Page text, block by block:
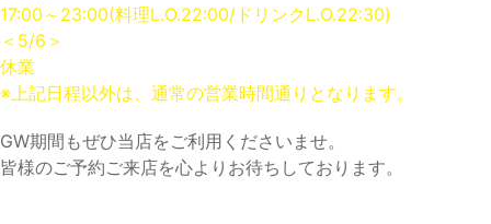
17:00～23:00(料理L.O.22:00/ドリンクL.O.22:30)
＜5/6＞
休業
※上記日程以外は、通常の営業時間通りとなります。
GW期間もぜひ当店をご利用くださいませ。
皆様のご予約ご来店を心よりお待ちしております。